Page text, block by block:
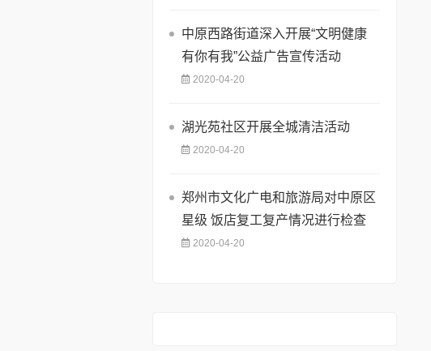
中原西路街道深入开展“文明健康
有你有我”公益广告宣传活动
2020-04-20
湖光苑社区开展全城清洁活动
2020-04-20
郑州市文化广电和旅游局对中原区
星级 饭店复工复产情况进行检查
2020-04-20